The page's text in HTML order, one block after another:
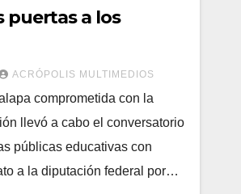
puertas a los
ACRÓPOLIS MULTIMEDIOS
comprometida con la
llevó a cabo el conversatorio
públicas educativas con
a la diputación federal por…